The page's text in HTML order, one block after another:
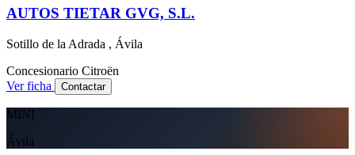
AUTOS TIETAR GVG, S.L.
Sotillo de la Adrada , Ávila
Concesionario Citroën
Ver ficha
Contactar
MINI
Ávila